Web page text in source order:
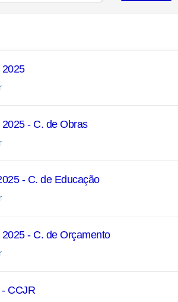
2025
- C. de Obras
- C. de Educação
- C. de Orçamento
CCJR